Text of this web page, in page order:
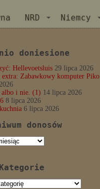
NRD Niemcy
doniesione
Hellevoetsluis 29 lipca 2026
Zabawkowy komputer Piko
i nie. (1) 14 lipca 2026
8 lipca 2026
6 lipca 2026
donosów
Kategorie